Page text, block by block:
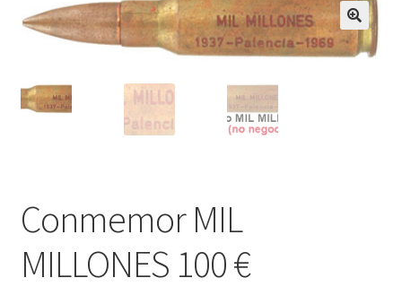
Carrito
Conmemor MIL
MILLONES 100 €